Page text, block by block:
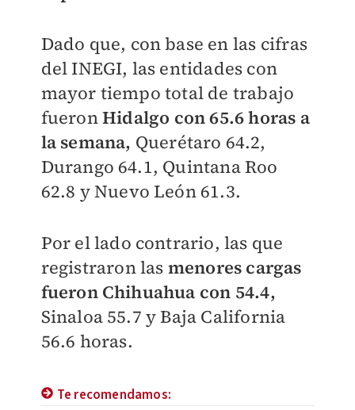
Dado que, con base en las cifras
del INEGI, las entidades con
mayor tiempo total de trabajo
fueronHidalgo con 65.6 horas a
la semana, Querétaro 64.2,
Durango 64.1, Quintana Roo
62.8 y Nuevo León 61.3.
Por el lado contrario, las que
registraron las menores cargas
fueron Chihuahua con 54.4,
Sinaloa 55.7 y Baja California
56.6 horas.
Te recomendamos: